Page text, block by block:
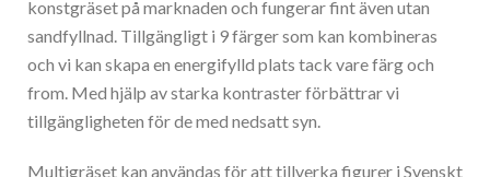
konstgräset på marknaden och fungerar fint även utan
sandfyllnad. Tillgängligt i 9 färger som kan kombineras
och vi kan skapa en energifylld plats tack vare färg och
from. Med hjälp av starka kontraster förbättrar vi
tillgängligheten för de med nedsatt syn.
Multigräset kan användas för att tillverka figurer i Svenskt